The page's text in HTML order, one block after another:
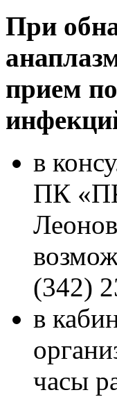
При
прием
в
ПК
(342)
в
часы